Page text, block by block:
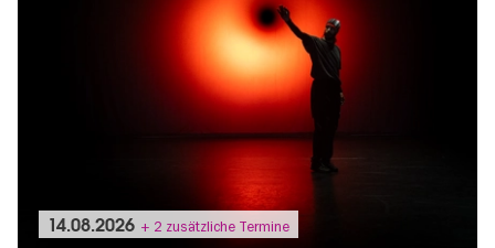
14.08.2026 + 2 zusätzliche Termine